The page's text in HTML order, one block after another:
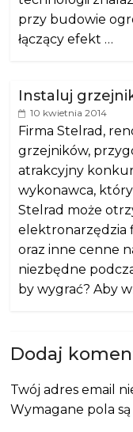
przy budowie
łączący efekt …
Instaluj
10 kwietnia 2014
Firma Stelrad,
grzejników,
atrakcyjny
wykonawca,
Stelrad może
elektronarzędzia
oraz inne cenne
niezbędne
by wygrać? Aby
Dodaj
Twój adres email
Wymagane pola